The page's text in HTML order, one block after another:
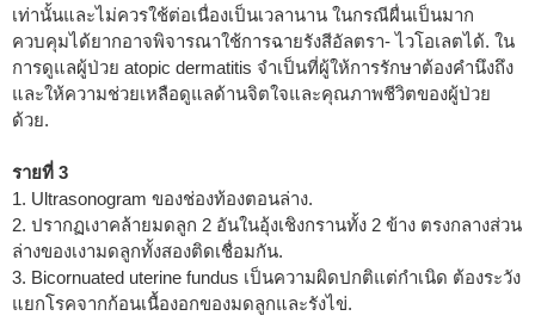
เท่านั้นและไม่ควรใช้ต่อเนื่องเป็นเวลานาน ในกรณีผื่นเป็นมาก
ควบคุมได้ยากอาจพิจารณาใช้การฉายรังสีอัลตรา- ไวโอเลตได้. ใน
การดูแลผู้ป่วย atopic dermatitis จำเป็นที่ผู้ให้การรักษาต้องคำนึงถึง
และให้ความช่วยเหลือดูแลด้านจิตใจและคุณภาพชีวิตของผู้ป่วย
ด้วย.
รายที่ 3
1. Ultrasonogram ของช่องท้องตอนล่าง.
2. ปรากฏเงาคล้ายมดลูก 2 อันในอุ้งเชิงกรานทั้ง 2 ข้าง ตรงกลางส่วน
ล่างของเงามดลูกทั้งสองติดเชื่อมกัน.
3. Bicornuated uterine fundus เป็นความผิดปกติแต่กำเนิด ต้องระวัง
แยกโรคจากก้อนเนื้องอกของมดลูกและรังไข่.